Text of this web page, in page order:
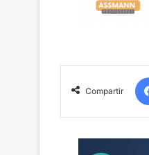
Compartir